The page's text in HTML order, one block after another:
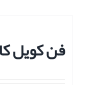
فن کویل